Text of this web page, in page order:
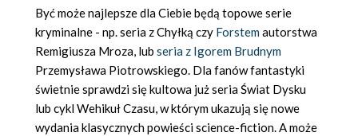
Być może najlepsze dla Ciebie będą topowe serie
kryminalne - np. seria z Chyłką czy Forstemautorstwa
Remigiusza Mroza, lub seria z Igorem Brudnym
Przemysława Piotrowskiego. Dla fanów fantastyki
świetnie sprawdzi się kultowa już seria Świat Dysku
lub cykl Wehikuł Czasu, w którym ukazują się nowe
wydania klasycznych powieści science-fiction. A może